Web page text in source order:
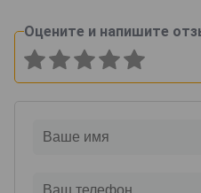
Оцените и напишите